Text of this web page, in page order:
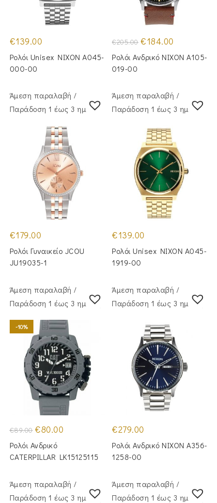
€139.00
Ρολόι Unisex NIXON A045-
000-00
€205.00 Original
price
was:
€205.00.
€184.00
τιμή
είναι:
Ρολόι Ανδρικό NIXON A105-
019-00
Άμεση παραλαβή /
Παράδoση 1 έως 3 ημέρες
€179.00
Ρολόι Γυναικείο JCOU
JU19035-1
Άμεση παραλαβή /
Παράδoση 1 έως 3 ημέρες
€139.00
Ρολόι Unisex NIXON A045-
1919-00
Άμεση παραλαβή /
Παράδoση 1 έως 3 ημέρες
-10%
€89.00 Original
price
was:
€89.00.
€80.00
€80.00.
Ρολόι Ανδρικό
CATERPILLAR LK15125115
Άμεση παραλαβή /
Παράδoση 1 έως 3 ημέρες
€279.00
Ρολόι Ανδρικό NIXON A356-
1258-00
Άμεση παραλαβή /
Παράδoση 1 έως 3 ημέρες
Άμεση παραλαβή /
Παράδoση 1 έως 3 ημέρες